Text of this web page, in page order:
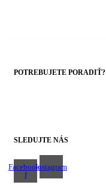
POTREBUJETE PORADIŤ?
SLEDUJTE NÁS
Facebook-
f
Instagram